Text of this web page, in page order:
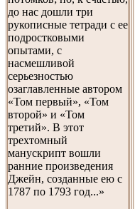
до нас дошли три
рукописные тетради с ее
подростковыми
опытами, с
насмешливой
серьезностью
озаглавленные автором
«Том первый», «Том
второй» и «Том
третий». В этот
трехтомный
манускрипт вошли
ранние произведения
Джейн, созданные ею с
1787 по 1793 год...»